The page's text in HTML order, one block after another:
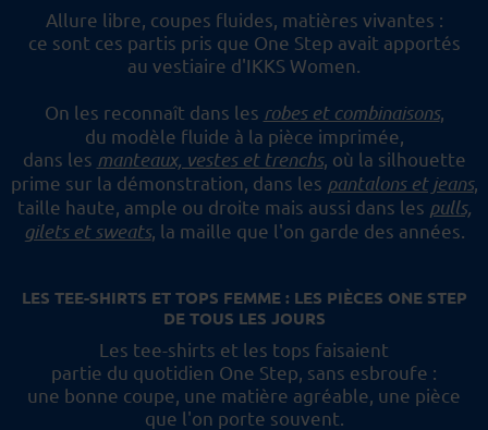
Allure libre, coupes fluides, matières vivantes :
ce sont ces partis pris que One Step avait apportés
au vestiaire d'IKKS Women.
On les reconnaît dans les robes et combinaisons,
du modèle fluide à la pièce imprimée,
dans les manteaux, vestes et trenchs, où la silhouette
prime sur la démonstration, dans les pantalons et jeans,
taille haute, ample ou droite mais aussi dans les pulls,
gilets et sweats, la maille que l'on garde des années.
LES TEE-SHIRTS ET TOPS FEMME : LES PIÈCES ONE STEP
DE TOUS LES JOURS
Les tee-shirts et les tops faisaient
partie du quotidien One Step, sans esbroufe :
une bonne coupe, une matière agréable, une pièce
que l'on porte souvent.